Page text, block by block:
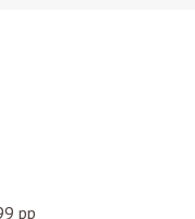
рр